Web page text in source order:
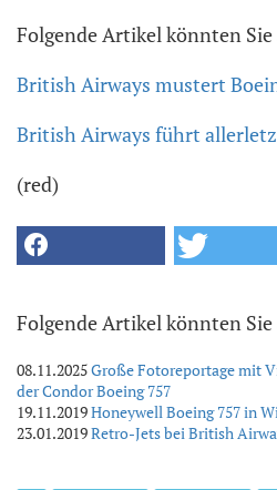
Folgende Artikel könnten
British Airways mustert
British Airways führt
(red)
Folgende Artikel könnten
08.11.2025Große Fotoreportage mit
der Condor Boeing 757
19.11.2019Honeywell Boeing 757 in
23.01.2019Retro-Jets bei British